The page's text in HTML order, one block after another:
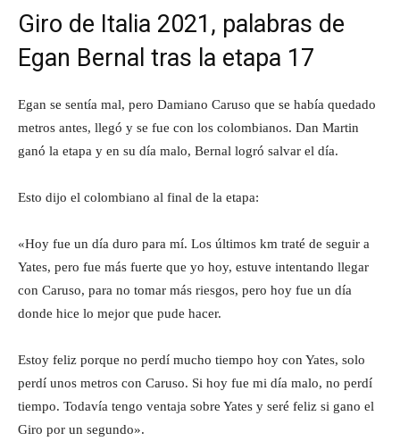
Giro de Italia 2021, palabras de
Egan Bernal tras la etapa 17
Egan se sentía mal, pero Damiano Caruso que se había quedado
metros antes, llegó y se fue con los colombianos. Dan Martin
ganó la etapa y en su día malo, Bernal logró salvar el día.
Esto dijo el colombiano al final de la etapa:
«Hoy fue un día duro para mí. Los últimos km traté de seguir a
Yates, pero fue más fuerte que yo hoy, estuve intentando llegar
con Caruso, para no tomar más riesgos, pero hoy fue un día
donde hice lo mejor que pude hacer.
Estoy feliz porque no perdí mucho tiempo hoy con Yates, solo
perdí unos metros con Caruso. Si hoy fue mi día malo, no perdí
tiempo. Todavía tengo ventaja sobre Yates y seré feliz si gano el
Giro por un segundo».